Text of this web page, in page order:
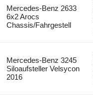
Mercedes-Benz 2633
6x2 Arocs
Chassis/Fahrgestell
Mercedes-Benz 3245
Siloaufsteller Velsycon
2016